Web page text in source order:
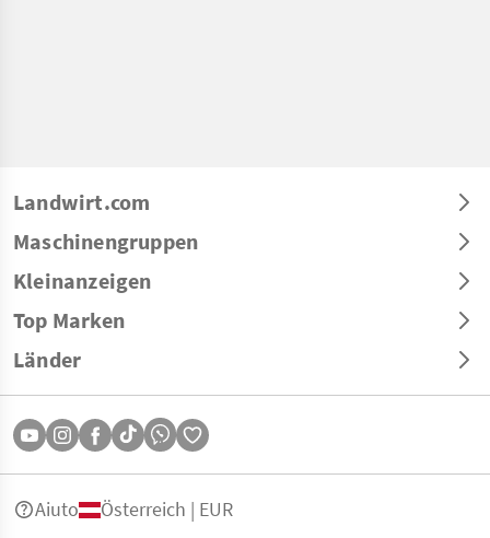
Landwirt.com
Maschinengruppen
Kleinanzeigen
Top Marken
Länder
Aiuto Österreich | EUR